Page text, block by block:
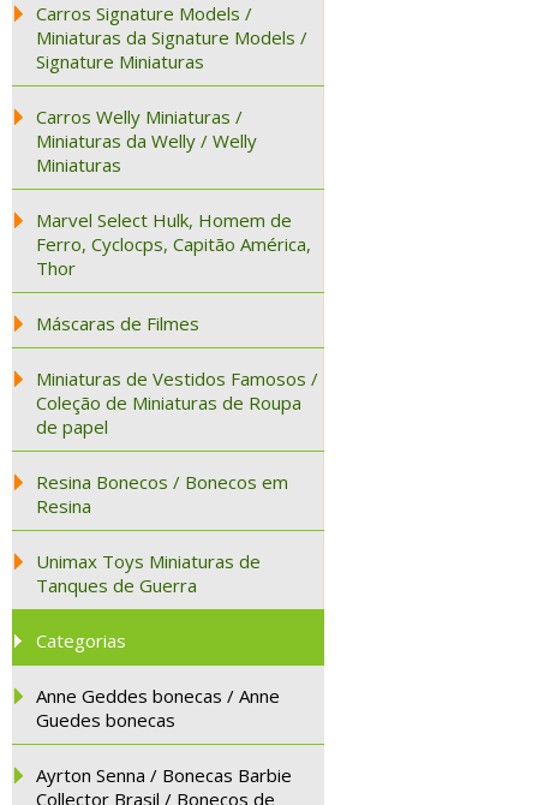
Carros Signature Models /
Miniaturas da Signature Models /
Signature Miniaturas
Carros Welly Miniaturas /
Miniaturas da Welly / Welly
Miniaturas
Marvel Select Hulk, Homem de
Ferro, Cyclocps, Capitão América,
Thor
Máscaras de Filmes
Miniaturas de Vestidos Famosos /
Coleção de Miniaturas de Roupa
de papel
Resina Bonecos / Bonecos em
Resina
Unimax Toys Miniaturas de
Tanques de Guerra
Categorias
Anne Geddes bonecas / Anne
Guedes bonecas
Ayrton Senna / Bonecas Barbie
Collector Brasil / Bonecos de